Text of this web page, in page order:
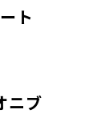
ト
ニブ